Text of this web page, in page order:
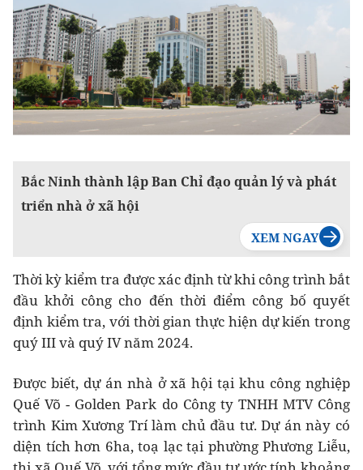
Bắc Ninh thành lập Ban Chỉ đạo quản lý và phát
triển nhà ở xã hội
Thời kỳ kiểm tra được xác định từ khi công trình bắt
đầu khởi công cho đến thời điểm công bố quyết
định kiểm tra, với thời gian thực hiện dự kiến trong
quý III và quý IV năm 2024.
Được biết, dự án nhà ở xã hội tại khu công nghiệp
Quế Võ - Golden Park do Công ty TNHH MTV Công
trình Kim Xương Trí làm chủ đầu tư. Dự án này có
diện tích hơn 6ha, toạ lạc tại phường Phương Liễu,